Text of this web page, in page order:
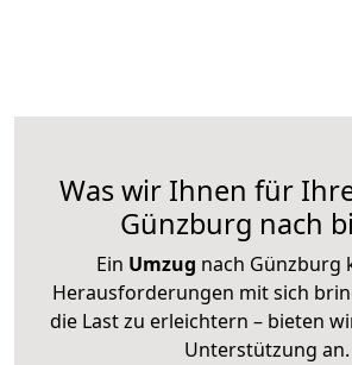
Was wir Ihnen für
Günzburg nach
Ein Umzug nach Günzburg
Herausforderungen mit sich
die Last zu erleichtern – bieten
Unterstützung an.